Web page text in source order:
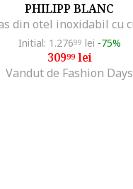
PHILIPP BLANC
Initial: 1.27699 lei -75%
30999lei
Vandut de Fashion Days